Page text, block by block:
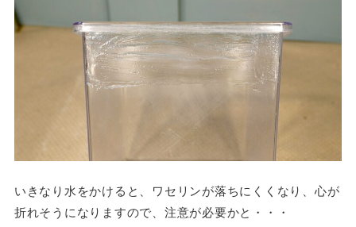
いきなり水をかけると、ワセリンが落ちにくくなり、心が
折れそうになりますので、注意が必要かと・・・